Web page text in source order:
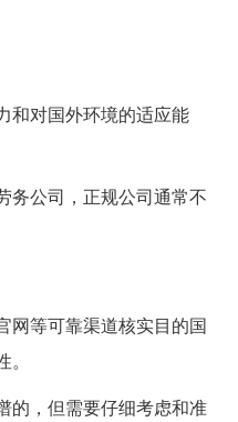
和对国外环境的适应能
务公司，正规公司通常不
网等可靠渠道核实目的国
的，但需要仔细考虑和准